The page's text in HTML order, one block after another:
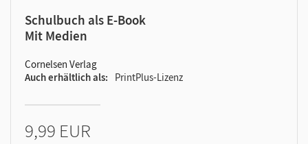
Schulbuch als E-Book
Mit Medien
Cornelsen Verlag
Auch erhältlich als
PrintPlus-Lizenz
9,99 EUR